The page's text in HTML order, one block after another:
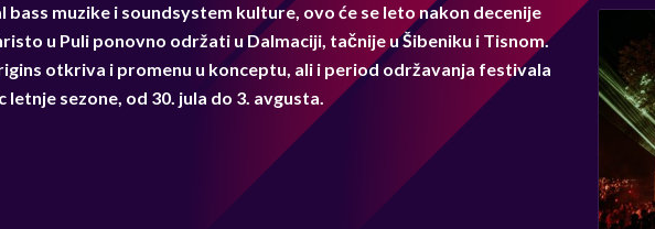
muzike i soundsystem kulture, ovo će se leto nakon decenije
u Puli ponovno održati u Dalmaciji, tačnije u Šibeniku i Tisnom.
otkriva i promenu u konceptu, ali i period održavanja festivala
sezone, od 30. jula do 3. avgusta.